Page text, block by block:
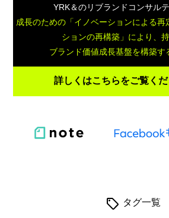
YRK＆のリブランドコンサルテ
成長のための「イノベーションによる再
ションの再構築」により、
ブランド価値成長基盤を構築す
詳しくはこちらをご覧く
タグ一覧